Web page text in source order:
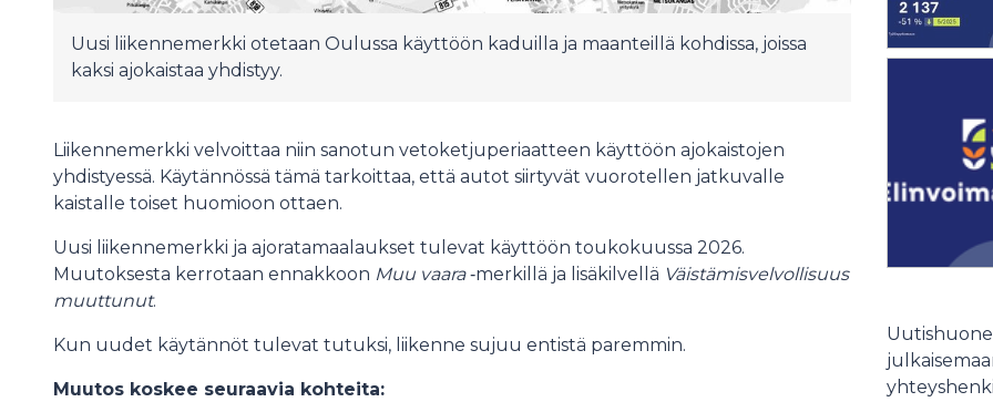
Uusi liikennemerkki otetaan Oulussa käyttöön kaduilla ja maanteillä kohdissa, joissa
kaksi ajokaistaa yhdistyy.
Liikennemerkki velvoittaa niin sanotun vetoketjuperiaatteen käyttöön ajokaistojen
yhdistyessä. Käytännössä tämä tarkoittaa, että autot siirtyvät vuorotellen jatkuvalle
kaistalle toiset huomioon ottaen.
Uusi liikennemerkki ja ajoratamaalaukset tulevat käyttöön toukokuussa 2026.
Muutoksesta kerrotaan ennakkoon Muu vaara‑merkillä ja lisäkilvellä Väistämisvelvollisuus
muuttunut.
Kun uudet käytännöt tulevat tutuksi, liikenne sujuu entistä paremmin.
Muutos koskee seuraavia kohteita: